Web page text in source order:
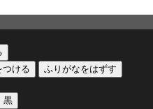
つける
ふりがなをはずす
黒